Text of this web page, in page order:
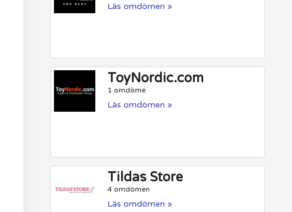
Läs omdömen »
ToyNordic.com
1 omdöme
Läs omdömen »
Tildas Store
4 omdömen
Läs omdömen »